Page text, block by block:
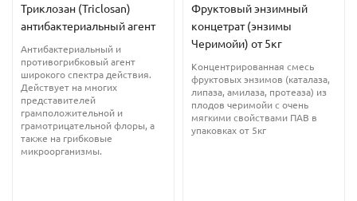
регенерации, защищает и укрепляет тонкую кожу. Гидролат
зеленого чая хорошо воспринимается даже кожей, склонной к
аллергическим реакциям.
Триклозан (Triclosan)
антибактериальный агент
Антибактериальный и
противогрибковый агент
широкого спектра действия.
Действует на многих
представителей
грамположительной и
грамотрицательной флоры, а
также на грибковые
микроорганизмы.
Фруктовый энзимный
концетрат (энзимы
Черимойи) от 5кг
Концентрированная смесь
фруктовых энзимов (каталаза,
липаза, амилаза, протеаза) из
плодов черимойи с очень
мягкими свойствами ПАВ в
упаковках от 5кг